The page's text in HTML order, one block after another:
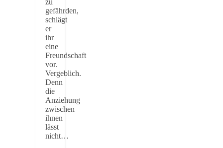
zu
gefährden,
schlägt
er
ihr
eine
Freundschaft
vor.
Vergeblich.
Denn
die
Anziehung
zwischen
ihnen
lässt
nicht…